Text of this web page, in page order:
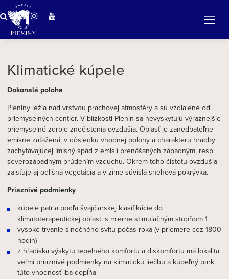
Zázračná voda v Pieninách
Klimatické kúpele
Dokonalá poloha
Pieniny ležia nad vrstvou prachovej atmosféry a sú vzdialené od
priemyselných centier. V blízkosti Pienin sa nevyskytujú výraznejšie
priemyselné zdroje znečistenia ovzdušia. Oblasť je zanedbateľne
emisne zaťažená, v dôsledku vhodnej polohy a charakteru hradby
zachytávajúcej imisný spád z emisií prenášaných západným, resp.
severozápadným prúdením vzduchu. Okrem toho čistotu ovzdušia
zaisťuje aj odlišná vegetácia a v zime súvislá snehová pokrývka.
Priaznivé podmienky
kúpele patria podľa švajčiarskej klasifikácie do
klimatoterapeutickej oblasti s mierne stimulačným stupňom 1
vysoké trvanie slnečného svitu počas roka (v priemere cez 1800
hodín)
z hľadiska výskytu tepelného komfortu a diskomfortu má lokalita
veľmi priaznivé podmienky na klimatickú liečbu a kúpeľný park
túto vhodnosť iba dopĺňa